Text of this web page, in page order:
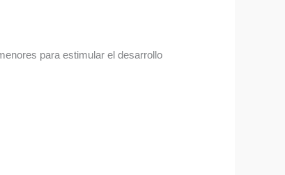
para estimular el desarrollo